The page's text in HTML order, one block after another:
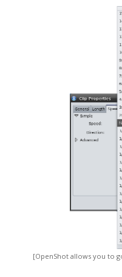
[OpenShot allows you to